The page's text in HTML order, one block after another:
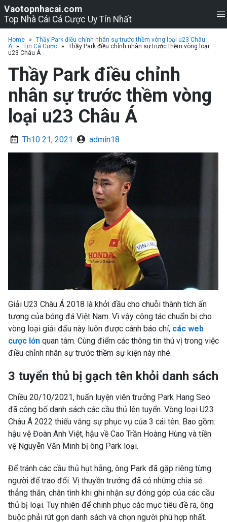
S
p
S
p
Vaotopnhacai.com
Top Nhà Cái Cá Cược Uy Tín Nhất
Home »
Thầy Park điều chỉnh nhân sự trước thềm vòng loại u23 Châu
Á » Tin Cá Cược »
Thầy Park điều chỉnh nhân sự trước thềm vòng loại
u23 Châu Á
Thầy Park điều chỉnh
nhân sự trước thềm vòng
loại u23 Châu Á
Th10 21, 2021 admin18
Giải U23 Châu Á 2018 là khởi đầu cho chuỗi thành tích ấn
tượng của bóng đá Việt Nam. Vì vậy công tác chuẩn bị cho
vòng loại giải đấu này luôn được cánh báo chí, các web
cược lớn quan tâm. Cùng điểm các thông tin thú vị trong việc
điều chỉnh nhân sự trước thềm sự kiện này nhé.
3 tuyển thủ bị gạch tên khỏi danh sách
Chiều 20/10/2021, huấn luyện viên trưởng Park Hang Seo
đã công bố danh sách các cầu thủ lên tuyển. Vòng loại U23
Châu Á 2022 thiếu vắng sự phục vụ của 3 cái tên. Bao gồm:
hậu vệ Đoàn Anh Việt, hậu về Cao Trần Hoàng Hùng và tiền
vệ Nguyễn Văn Minh bị ông Park loại.
Để tránh các cầu thủ hụt hẫng, ông Park đã gặp riêng từng
người để trao đổi. Vị thuyền trưởng đã có những chia sẻ
thẳng thắn, chân tình khi ghi nhận sự đóng góp của các cầu
thủ bị loại. Tuy nhiên để chinh phục các mục tiêu đề ra, ông
buộc phải rút gọn danh sách và chọn người phù hợp nhất.